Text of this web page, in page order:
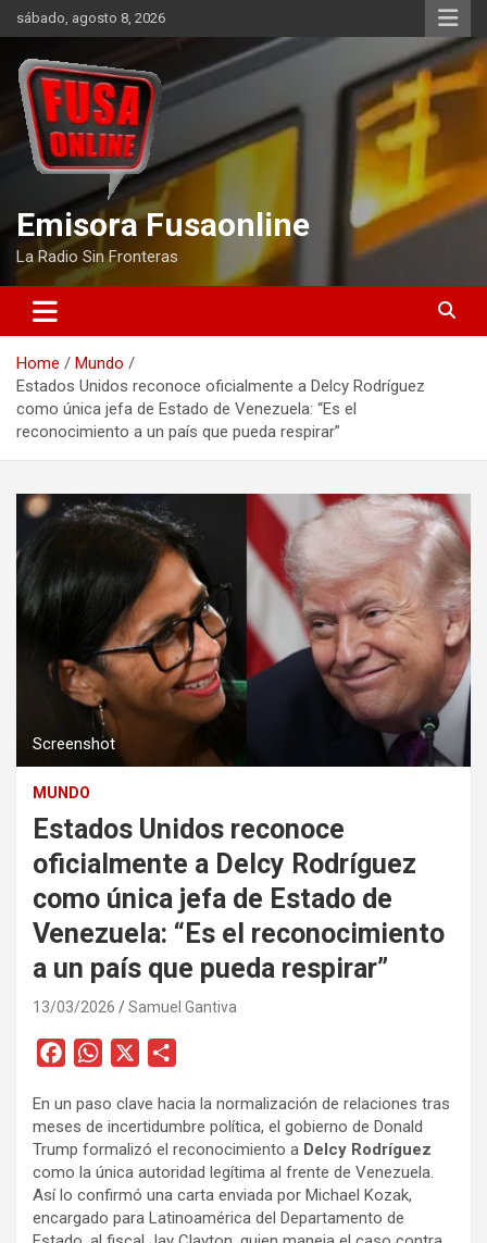
Skip
to
content
sábado, agosto 8, 2026
Emisora Fusaonline
La Radio Sin Fronteras
Home
Mundo
Estados Unidos reconoce oficialmente a Delcy Rodríguez
como única jefa de Estado de Venezuela: “Es el
reconocimiento a un país que pueda respirar”
Screenshot
MUNDO
Estados Unidos reconoce
oficialmente a Delcy Rodríguez
como única jefa de Estado de
Venezuela: “Es el reconocimiento
a un país que pueda respirar”
13/03/2026 Samuel Gantiva
c
e
b
o
o
W
a
s
A
p
m
p
a
r
t
En un paso clave hacia la normalización de relaciones tras
meses de incertidumbre política, el gobierno de Donald
Trump formalizó el reconocimiento a Delcy Rodríguez
como la única autoridad legítima al frente de Venezuela.
Así lo confirmó una carta enviada por Michael Kozak,
encargado para Latinoamérica del Departamento de